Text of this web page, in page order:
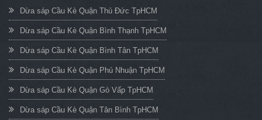
Dừa sáp Cầu Kè Quận Thủ Đức TpHCM
Dừa sáp Cầu Kè Quận Bình Thạnh TpHCM
Dừa sáp Cầu Kè Quận Bình Tân TpHCM
Dừa sáp Cầu Kè Quận Phú Nhuận TpHCM
Dừa sáp Cầu Kè Quận Gò Vấp TpHCM
Dừa sáp Cầu Kè Quận Tân Bình TpHCM